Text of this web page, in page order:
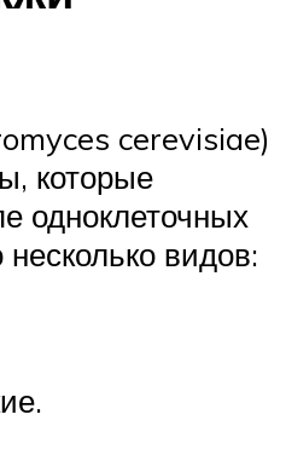
cerevisiae)
которые
одноклеточных
видов: